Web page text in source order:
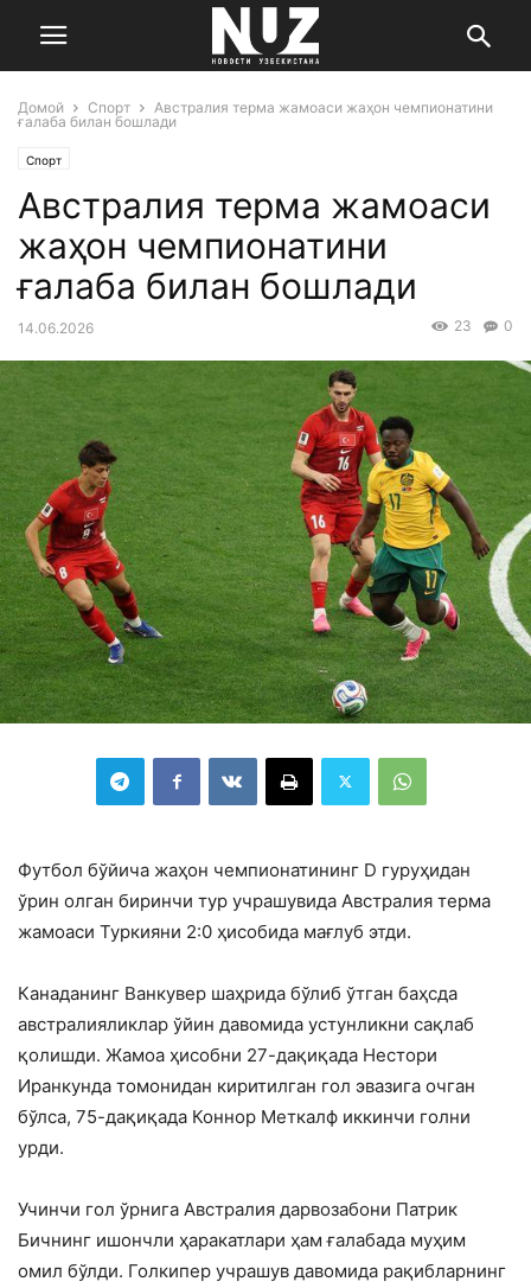
Домой Спорт
Австралия терма жамоаси жаҳон чемпионатини
ғалаба билан бошлади
Спорт
Австралия терма жамоаси
жаҳон чемпионатини
ғалаба билан бошлади
14.06.2026 0
23
Футбол бўйича жаҳон чемпионатининг D гуруҳидан
ўрин олган биринчи тур учрашувида Австралия терма
жамоаси Туркияни 2:0 ҳисобида мағлуб этди.
Канаданинг Ванкувер шаҳрида бўлиб ўтган баҳсда
австралияликлар ўйин давомида устунликни сақлаб
қолишди. Жамоа ҳисобни 27-дақиқада Нестори
Иранкунда томонидан киритилган гол эвазига очган
бўлса, 75-дақиқада Коннор Меткалф иккинчи голни
урди.
Учинчи гол ўрнига Австралия дарвозабони Патрик
Бичнинг ишончли ҳаракатлари ҳам ғалабада муҳим
омил бўлди. Голкипер учрашув давомида рақибларнинг